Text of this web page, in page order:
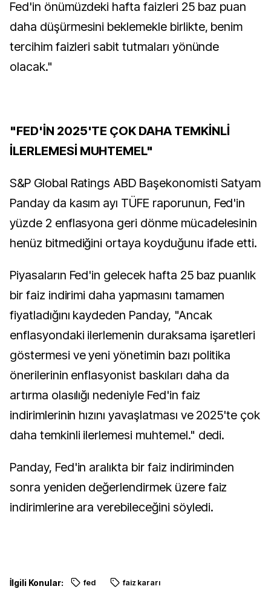
Fed'in önümüzdeki hafta faizleri 25 baz puan
daha düşürmesini beklemekle birlikte, benim
tercihim faizleri sabit tutmaları yönünde
olacak."
"FED'İN 2025'TE ÇOK DAHA TEMKİNLİ
İLERLEMESİ MUHTEMEL"
S&P Global Ratings ABD Başekonomisti Satyam
Panday da kasım ayı TÜFE raporunun, Fed'in
yüzde 2 enflasyona geri dönme mücadelesinin
henüz bitmediğini ortaya koyduğunu ifade etti.
Piyasaların Fed'in gelecek hafta 25 baz puanlık
bir faiz indirimi daha yapmasını tamamen
fiyatladığını kaydeden Panday, "Ancak
enflasyondaki ilerlemenin duraksama işaretleri
göstermesi ve yeni yönetimin bazı politika
önerilerinin enflasyonist baskıları daha da
artırma olasılığı nedeniyle Fed'in faiz
indirimlerinin hızını yavaşlatması ve 2025'te çok
daha temkinli ilerlemesi muhtemel." dedi.
Panday, Fed'in aralıkta bir faiz indiriminden
sonra yeniden değerlendirmek üzere faiz
indirimlerine ara verebileceğini söyledi.
İlgili Konular: fed faiz kararı